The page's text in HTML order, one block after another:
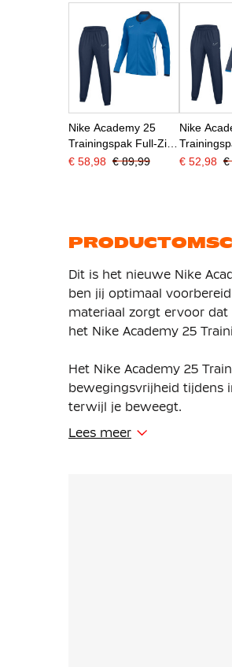
Nike Academy 25
Trainingspak Full-Zip
Blauw Donkerblauw
€ 58,98 € 89,99
Nike
€ 52,98 €
Dit is het nieuwe Nike
ben jij optimaal
materiaal zorgt ervoor
het Nike Academy 25
Het Nike Academy 25
bewegingsvrijheid tijdens
terwijl je beweegt.
Lees meer